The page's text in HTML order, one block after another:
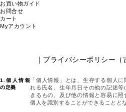
お買い物ガイド
お問合せ
カート
Myアカウント
｜プライバシーポリシー（
1.個人情報
の定義
「個人情報」とは、生存する個人
れる氏名、生年月日その他の記述
きるもの、及び他の情報と容易に
個人を識別することができることと